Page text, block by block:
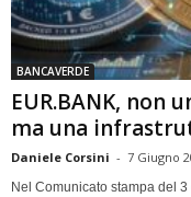
BANCAVERDE
EUR.BANK, non
ma una
Daniele Corsini - 7 Giugno
Nel Comunicato stampa del